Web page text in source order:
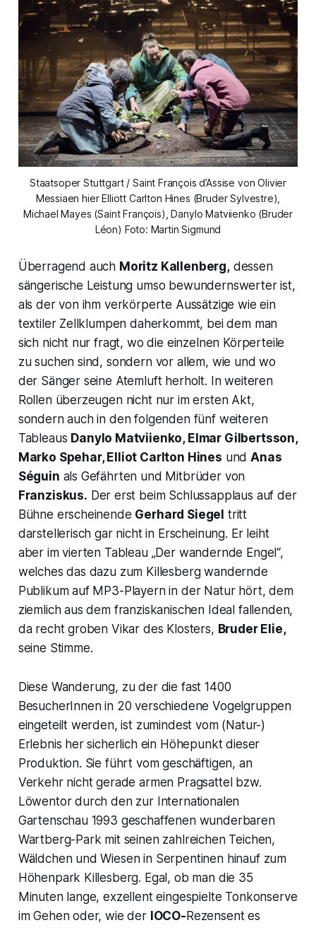
Staatsoper Stuttgart / Saint François d’Assise von Olivier
Messiaen hier Elliott Carlton Hines (Bruder Sylvestre),
Michael Mayes (Saint François), Danylo Matviienko (Bruder
Léon) Foto: Martin Sigmund
Überragend auch Moritz Kallenberg,dessen
sängerische Leistung umso bewundernswerter ist,
als der von ihm verkörperte Aussätzige wie ein
textiler Zellklumpen daherkommt, bei dem man
sich nicht nur fragt, wo die einzelnen Körperteile
zu suchen sind, sondern vor allem, wie und wo
der Sänger seine Atemluft herholt. In weiteren
Rollen überzeugen nicht nur im ersten Akt,
sondern auch in den folgenden fünf weiteren
Tableaus Danylo Matviienko, Elmar Gilbertsson,
Marko Spehar, Elliot Carlton Hines undAnas
Séguin als Gefährten und Mitbrüder von
Franziskus. Der erst beim Schlussapplaus auf der
Bühne erscheinende Gerhard Siegel tritt
darstellerisch gar nicht in Erscheinung. Er leiht
aber im vierten Tableau„Der wandernde Engel“,
welches das dazu zum Killesberg wandernde
Publikum auf MP3-Playern in der Natur hört, dem
ziemlich aus dem franziskanischen Ideal fallenden,
da recht groben Vikar des Klosters, Bruder Elie,
seine Stimme.
Diese Wanderung, zu der die fast 1400
BesucherInnen in 20 verschiedene Vogelgruppen
eingeteilt werden, ist zumindest vom (Natur-)
Erlebnis her sicherlich ein Höhepunkt dieser
Produktion. Sie führt vom geschäftigen, an
Verkehr nicht gerade armen Pragsattel bzw.
Löwentor durch den zur Internationalen
Gartenschau 1993 geschaffenen wunderbaren
Wartberg-Park mit seinen zahlreichen Teichen,
Wäldchen und Wiesen in Serpentinen hinauf zum
Höhenpark Killesberg. Egal, ob man die 35
Minuten lange, exzellent eingespielte Tonkonserve
im Gehen oder, wie der IOCO- Rezensent es